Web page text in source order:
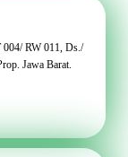
004/ RW 011, Ds./
Jawa Barat.